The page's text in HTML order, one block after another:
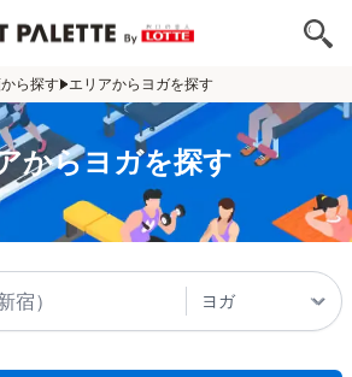
ら探す エリアからヨガを探す
からヨガを探す